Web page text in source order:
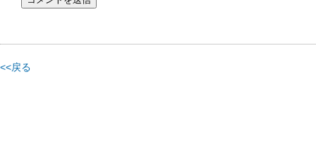
<<戻る